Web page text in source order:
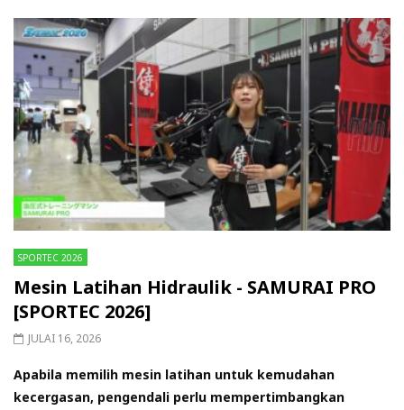
SPORTEC 2026
Mesin Latihan Hidraulik - SAMURAI PRO
[SPORTEC 2026]
JULAI 16, 2026
Apabila memilih mesin latihan untuk kemudahan
kecergasan, pengendali perlu mempertimbangkan